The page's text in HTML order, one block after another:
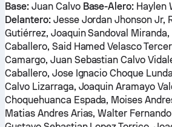
Base:Juan Calvo Base-Alero: Haylen
Delantero:Jesse Jordan Jhonson Jr,
Gutiérrez, Joaquin Sandoval Miranda,
Caballero, Said Hamed Velasco
Camargo, Juan Sebastian Calvo
Caballero, Jose Ignacio Choque
Calvo Lizarraga, Joaquin Aramayo
Choquehuanca Espada, Moises
Matias Andres Arias, Walter